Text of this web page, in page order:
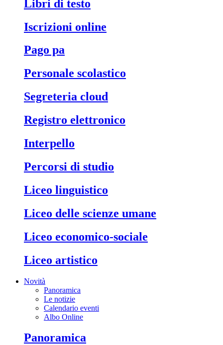
libri di testo
iscrizioni online
pago pa
personale scolastico
segreteria cloud
registro elettronico
interpello
percorsi di studio
liceo linguistico
liceo delle scienze umane
liceo economico-sociale
liceo artistico
Novità
Panoramica
Le notizie
Calendario eventi
Albo Online
panoramica